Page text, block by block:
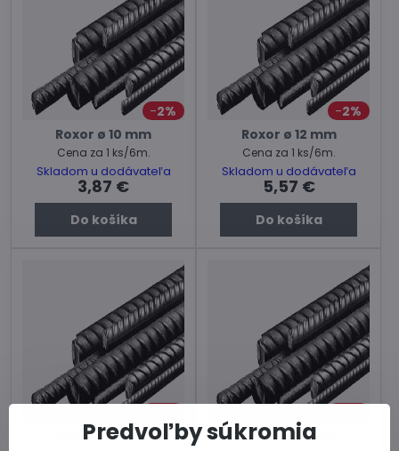
2%
Roxor ø 10 mm
Cena za 1 ks/6m.
Skladom u dodávateľa
3,87 €
Do košíka
2%
Roxor ø 12 mm
Cena za 1 ks/6m.
Skladom u dodávateľa
5,57 €
Do košíka
Roxor ø 14 mm
Roxor ø 16 mm
Predvoľby súkromia